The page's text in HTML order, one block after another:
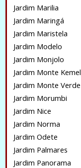
Jardim Marilia
Jardim Maringá
Jardim Maristela
Jardim Modelo
Jardim Monjolo
Jardim Monte Kemel
Jardim Monte Verde
Jardim Morumbi
Jardim Nice
Jardim Norma
Jardim Odete
Jardim Palmares
Jardim Panorama